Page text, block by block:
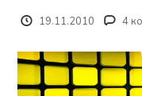
19.11.2010 4